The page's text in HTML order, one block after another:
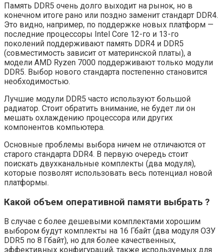
Память DDR5 очень долго выходит на рынок, но в
конечном итоге рано или поздно заменит стандарт DDR4.
Это видно, например, по поддержке новых платформ —
последние процессоры Intel Core 12-го и 13-го
поколений поддерживают память DDR4 и DDR5
(совместимость зависит от материнской платы), а
модели AMD Ryzen 7000 поддерживают только модули
DDR5. Выбор нового стандарта постепенно становится
необходимостью.
Лучшие модули DDR5 часто используют большой
радиатор. Стоит обратить внимание, не будет ли он
мешать охлаждению процессора или других
компонентов компьютера.
Основные проблемы выбора ничем не отличаются от
старого стандарта DDR4. В первую очередь стоит
поискать двухканальные комплекты (два модуля),
которые позволят использовать весь потенциал новой
платформы.
Какой объем оперативной памяти выбрать ?
В случае с более дешевыми комплектами хорошим
выбором будут комплекты на 16 Гбайт (два модуля ОЗУ
DDR5 по 8 Гбайт), но для более качественных,
эффективных конфигураций, также используемых для